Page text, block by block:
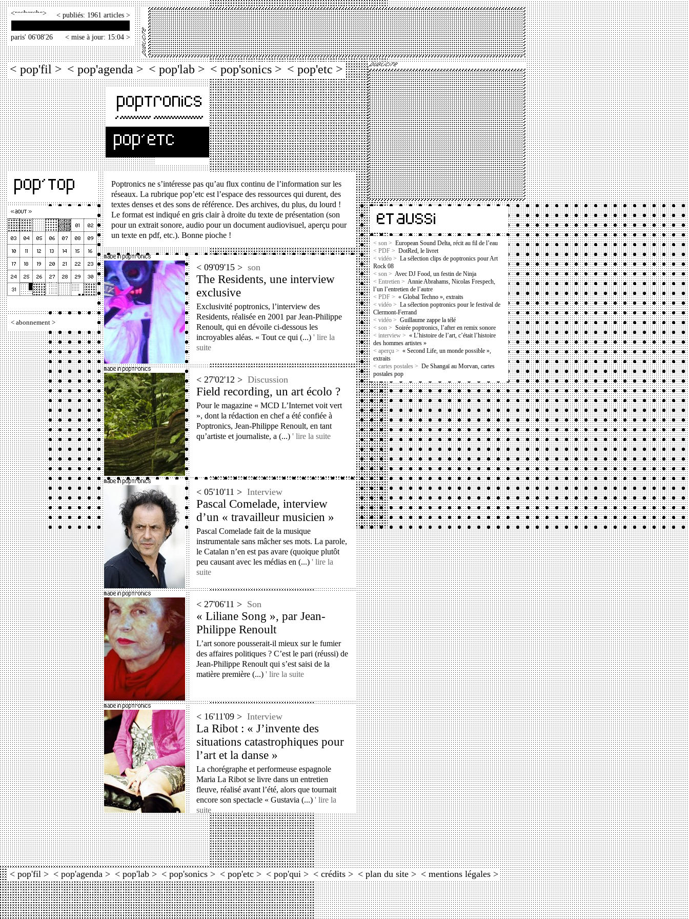
< > < publiés: 1961 articles >
paris' 06'08'26 < mise à jour: 15:04 >
< pop'fil > < pop'agenda > < pop'lab > < pop'sonics > < pop'etc >
< abonnement >
Poptronics ne s’intéresse pas qu’au flux continu de l’information sur les
réseaux. La rubrique pop’etc est l’espace des ressources qui durent, des
textes denses et des sons de référence. Des archives, du plus, du lourd !
Le format est indiqué en gris clair à droite du texte de présentation (son
pour un extrait sonore, audio pour un document audiovisuel, aperçu pour
un texte en pdf, etc.). Bonne pioche !
< 09'09'15 > son
The Residents, une interview
exclusive
Exclusivité poptronics, l’interview des
Residents, réalisée en 2001 par Jean-Philippe
Renoult, qui en dévoile ci-dessous les
incroyables aléas. « Tout ce qui (...) ' lire la
suite
< 27'02'12 > Discussion
Field recording, un art écolo ?
Pour le magazine « MCD L’Internet voit vert
», dont la rédaction en chef a été confiée à
Poptronics, Jean-Philippe Renoult, en tant
qu’artiste et journaliste, a (...) ' lire la suite
< 05'10'11 > Interview
Pascal Comelade, interview
d’un « travailleur musicien »
Pascal Comelade fait de la musique
instrumentale sans mâcher ses mots. La parole,
le Catalan n’en est pas avare (quoique plutôt
peu causant avec les médias en (...) ' lire la
suite
< 27'06'11 > Son
« Liliane Song », par Jean-
Philippe Renoult
L’art sonore pousserait-il mieux sur le fumier
des affaires politiques ? C’est le pari (réussi) de
Jean-Philippe Renoult qui s’est saisi de la
matière première (...) ' lire la suite
< 16'11'09 > Interview
La Ribot : « J’invente des
situations catastrophiques pour
l’art et la danse »
La chorégraphe et performeuse espagnole
Maria La Ribot se livre dans un entretien
fleuve, réalisé avant l’été, alors que tournait
encore son spectacle « Gustavia (...) ' lire la
suite
< son > European Sound Delta, récit au fil de l’eau
< PDF > DotRed, le livret
< vidéo > La sélection clips de poptronics pour Art
Rock 08
< son > Avec DJ Food, un festin de Ninja
< Entretien > Annie Abrahams, Nicolas Frespech,
l’un l’entretien de l’autre
< PDF > « Global Techno », extraits
< vidéo > La sélection poptronics pour le festival de
Clermont-Ferrand
< vidéo > Guillaume zappe la télé
< son > Soirée poptronics, l’after en remix sonore
< interview > « L’histoire de l’art, c’était l’histoire
des hommes artistes »
< aperçu > « Second Life, un monde possible »,
extraits
< cartes postales > De Shangaï au Morvan, cartes
postales pop
< pop'fil > < pop'agenda > < pop'lab > < pop'sonics > < pop'etc > < pop'qui > < crédits > < plan du site > < mentions légales >